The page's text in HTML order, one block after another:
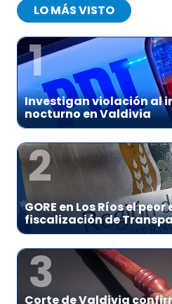
LO MÁS VISTO
1
Investigan violación al
nocturno en Valdivia
2
GORE en Los Ríos el
fiscalización de
3
Corte de Valdivia